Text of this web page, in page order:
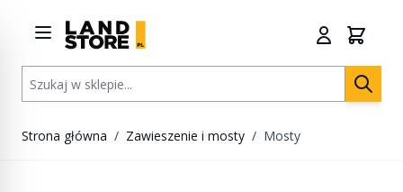
Szukaj w sklepie...
Strona główna / Zawieszenie i mosty / Mosty